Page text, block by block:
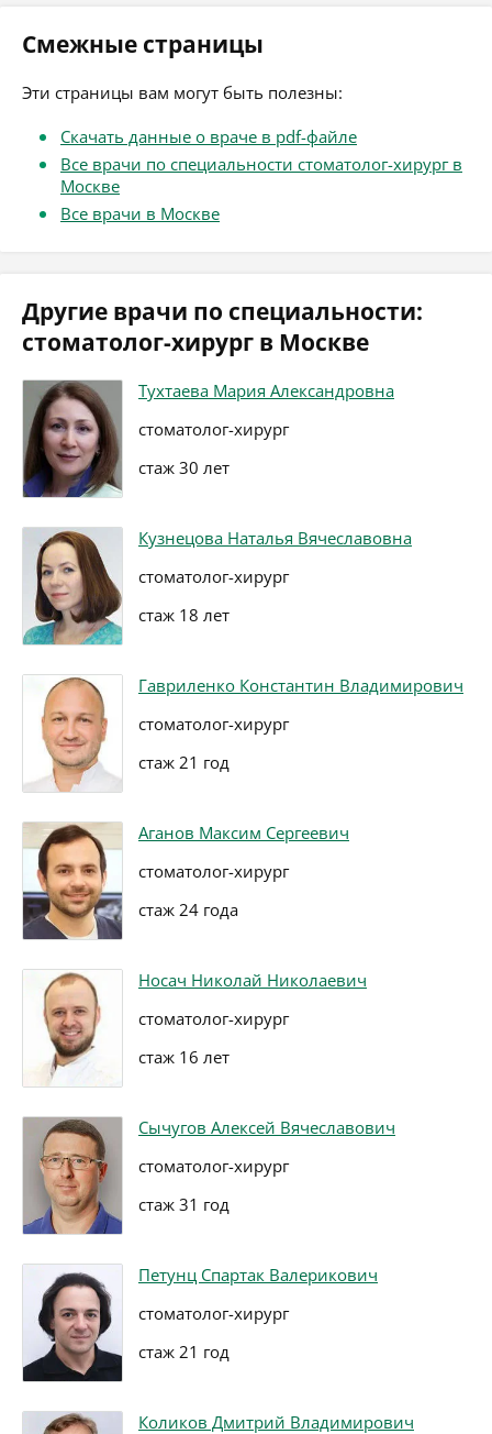
Смежные страницы
Эти страницы вам могут быть полезны:
Скачать данные о враче в pdf-файле
Все врачи по специальности стоматолог-хирург в
Москве
Все врачи в Москве
Другие врачи по специальности:
стоматолог-хирург в Москве
Тухтаева Мария Александровна
стоматолог-хирург
стаж 30 лет
Кузнецова Наталья Вячеславовна
стоматолог-хирург
стаж 18 лет
Гавриленко Константин Владимирович
стоматолог-хирург
стаж 21 год
Аганов Максим Сергеевич
стоматолог-хирург
стаж 24 года
Носач Николай Николаевич
стоматолог-хирург
стаж 16 лет
Сычугов Алексей Вячеславович
стоматолог-хирург
стаж 31 год
Петунц Спартак Валерикович
стоматолог-хирург
стаж 21 год
Коликов Дмитрий Владимирович